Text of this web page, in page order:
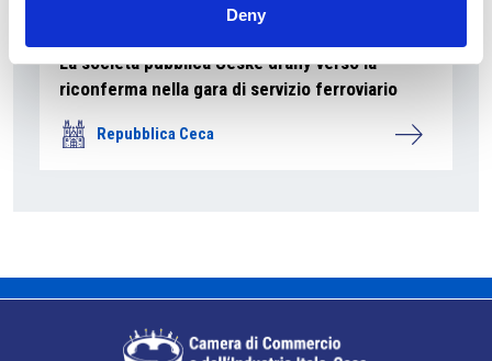
Deny
La società pubblica České dráhy verso la
riconferma nella gara di servizio ferroviario
Repubblica Ceca